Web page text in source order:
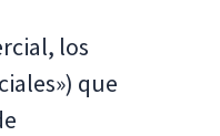
los
que